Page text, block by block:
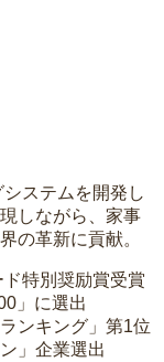
ステムを開発し
しながら、家事
の革新に貢献。
特別奨励賞受賞
」に選出
ンキング」第1位
」企業選出